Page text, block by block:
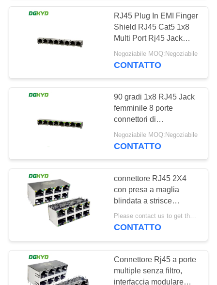
CONTATTICI
RICHIEDA
SITEMAP
PRIVACY
Singolo porto RJ45
127
connettore di cat6
rj45
46
RJ45 Plug In EMI Finger
Shield RJ45 Cat5 1x8
Multi Port Rj45 Jack
modulari senza LED
Negoziabile MOQ:Negoziabile
CONTATTO
90 gradi 1x8 RJ45 Jack
femminile 8 porte
connettori di
commutazione di rete
Negoziabile MOQ:Negoziabile
CONTATTO
connettore RJ45 2X4
con presa a maglia
blindata a strisce
luminose presa
modulare
Please contact us to get the latest price. MOQ:1 pezzo
CONTATTO
Connettore Rj45 a porte
multiple senza filtro,
interfaccia modulare